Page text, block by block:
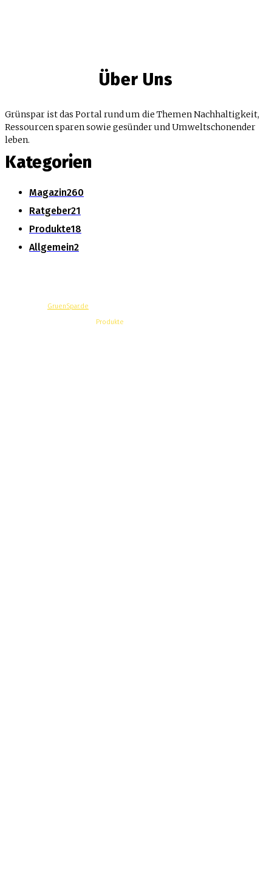
Über Uns
Grünspar ist das Portal rund um die Themen Nachhaltigkeit,
Ressourcen sparen sowie gesünder und Umweltschonender
leben.
Kategorien
Magazin260
Ratgeber21
Produkte18
Allgemein2
GruenSpar.de
Produkte